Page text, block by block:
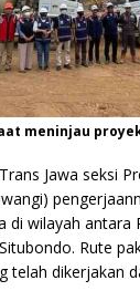
meninjau
Jawa seksi
di wilayah antara
Rute
telah dikerjakan